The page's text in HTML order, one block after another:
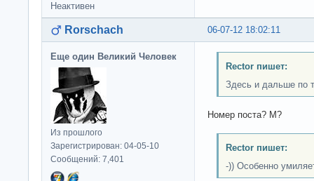
Неактивен
06-07-12 18:02:11
Rorschach
Еще один Великий Человек
Из прошлого
Зарегистрирован: 04-05-10
Сообщений: 7,401
Rector пишет:
Здесь и дальше по
Номер поста? М?
Rector пишет:
-)) Особенно